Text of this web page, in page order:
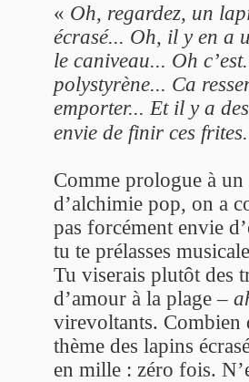
« Oh, regardez, un
écrasé... Oh, il y en a
le caniveau... Oh
polystyrène... Ca
emporter... Et il y a
envie de finir ces
Comme prologue à
d’alchimie pop, on a
pas forcément envie
tu te prélasses
Tu viserais plutôt des
d’amour à la plage –
virevoltants. Combien
thème des lapins
en mille : zéro fois.